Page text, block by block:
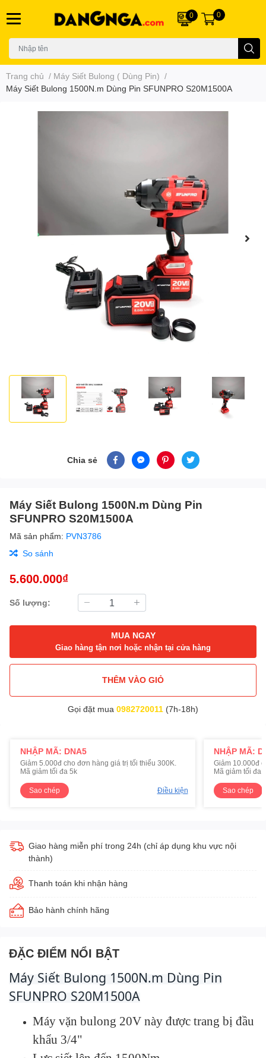
0 0
Trang chủ / Máy Siết Bulong ( Dùng Pin) /
Máy Siết Bulong 1500N.m Dùng Pin SFUNPRO S20M1500A
Chia sẻ
Máy Siết Bulong 1500N.m Dùng Pin
SFUNPRO S20M1500A
Mã sản phẩm: PVN3786
So sánh
5.600.000₫
Số lượng:
MUA NGAY
Giao hàng tận nơi hoặc nhận tại cửa hàng
THÊM VÀO GIỎ
Gọi đặt mua 0982720011 (7h-18h)
NHẬP MÃ: DNA5
Giảm 5.000đ cho đơn hàng giá trị tối thiểu 300K.
Mã giảm tối đa 5k
Sao chép Điều kiện
NHẬP MÃ:
Giảm 10.000đ
Mã giảm tối đa
Sao chép
Giao hàng miễn phí trong 24h (chỉ áp dụng khu vực nội
thành)
Thanh toán khi nhận hàng
Bảo hành chính hãng
ĐẶC ĐIỂM NỔI BẬT
Máy Siết Bulong 1500N.m Dùng Pin
SFUNPRO S20M1500A
Máy vặn bulong 20V này được trang bị đầu
khẩu 3/4"